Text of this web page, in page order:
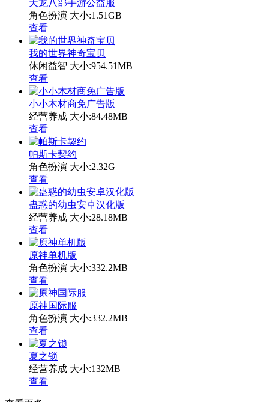
天龙八部手游公益服
角色扮演 大小:1.51GB
查看
我的世界神奇宝贝
休闲益智 大小:954.51MB
查看
小小木材商免广告版
经营养成 大小:84.48MB
查看
帕斯卡契约
角色扮演 大小:2.32G
查看
蛊惑的幼虫安卓汉化版
经营养成 大小:28.18MB
查看
原神单机版
角色扮演 大小:332.2MB
查看
原神国际服
角色扮演 大小:332.2MB
查看
夏之锁
经营养成 大小:132MB
查看